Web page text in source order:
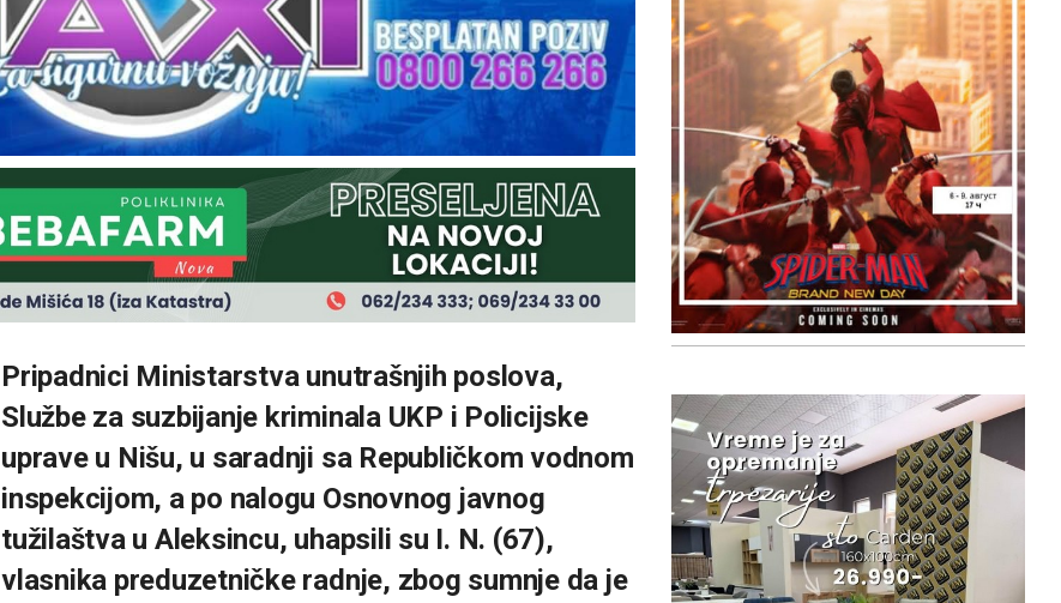
Pripadnici Ministarstva unutrašnjih poslova,
Službe za suzbijanje kriminala UKP i Policijske
uprave u Nišu, u saradnji sa Republičkom vodnom
inspekcijom, a po nalogu Osnovnog javnog
tužilaštva u Aleksincu, uhapsili su I. N. (67),
vlasnika preduzetničke radnje, zbog sumnje da je